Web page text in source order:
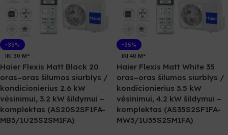
-35%
IKI 30 M²
Haier Flexis Matt Black 20
oras–oras šilumos siurblys /
kondicionierius 2.6 kW
vėsinimui, 3.2 kW šildymui –
komplektas (AS20S2SF1FA-
MB3/1U25S2SM1FA)
-35%
IKI 40 M²
Haier Flexis Matt White 35
oras–oras šilumos siurblys /
kondicionierius 3.5 kW
vėsinimui, 4.2 kW šildymui –
komplektas (AS35S2SF1FA-
MW3/1U35S2SM1FA)